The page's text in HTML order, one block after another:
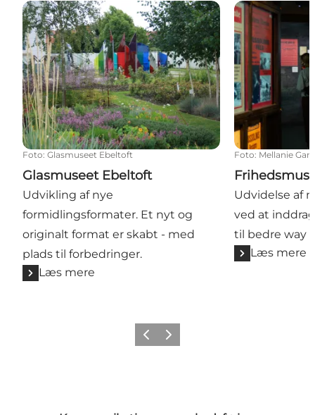
Glasmuseet Ebeltoft
Foto: Glasmuseet Ebeltoft
Glasmuseet Ebeltoft
Udvikling af nye
formidlingsformater. Et nyt og
originalt format er skabt - med
plads til forbedringer.
Læs mere
Foto: Mellanie
Udvidelse af
ved at
til bedre way
Læs mere
ForrigeNæste